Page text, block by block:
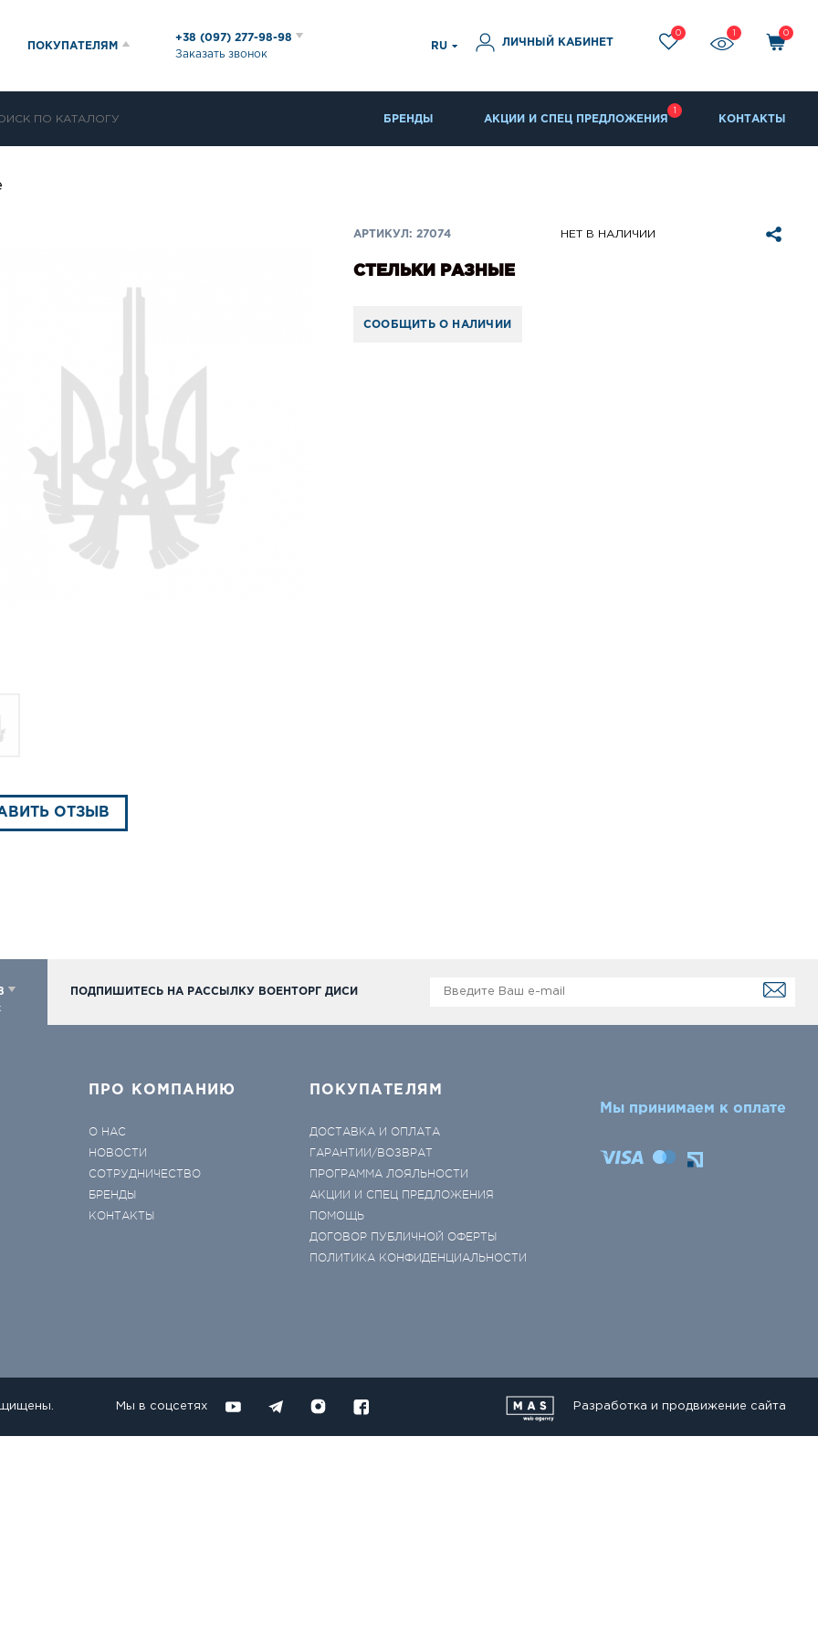
ПОКУПАТЕЛЯМ
+38 (097) 277-98-98
Заказать звонок
RU ЛИЧНЫЙ КАБИНЕТ
0 0
БРЕНДЫ АКЦИИ И СПЕЦ ПРЕДЛОЖЕНИЯ КОНТАКТЫ
АРТИКУЛ: 27074 НЕТ В НАЛИЧИИ
СТЕЛЬКИ РАЗНЫЕ
СООБЩИТЬ О НАЛИЧИИ
ОТЗЫВ
ПОДПИШИТЕСЬ НА РАССЫЛКУ ВОЕНТОРГ ДИСИ
ПРО КОМПАНИЮ
О НАС
НОВОСТИ
СОТРУДНИЧЕСТВО
БРЕНДЫ
КОНТАКТЫ
ПОКУПАТЕЛЯМ
ДОСТАВКА И ОПЛАТА
ГАРАНТИИ/ВОЗВРАТ
ПРОГРАММА ЛОЯЛЬНОСТИ
АКЦИИ И СПЕЦ ПРЕДЛОЖЕНИЯ
ПОМОЩЬ
ДОГОВОР ПУБЛИЧНОЙ ОФЕРТЫ
ПОЛИТИКА КОНФИДЕНЦИАЛЬНОСТИ
Мы принимаем к оплате
Мы в соцсетях Разработка и продвижение сайта